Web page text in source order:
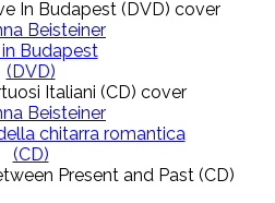
Beisteiner
Budapest
(DVD)
Beisteiner
chitarra romantica
(CD)